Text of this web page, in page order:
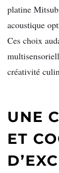
platine
acoustique
Ces choix
créativité
UNE
ET